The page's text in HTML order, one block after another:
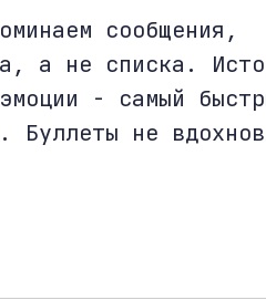
сообщения,
а не списка.
- самый
Буллеты не